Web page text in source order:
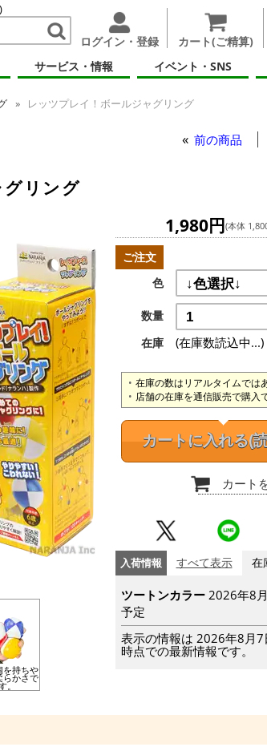
ログイン・登録 カート(ご精算)
サービス・情報 イベント・SNS
レッツプレイ！ボールジャグリング
前の商品
グリング
を持ちや
らかさで
。
1,980円(本体
ご注文
色
数量
在庫
(在庫数読込中...)
在庫の数はリアルタイムでは
店舗の在庫を通信販売で購入
カートに入れる(
カート
入荷情報 すべて表示 在
ツートンカラー 2026年8
予定
表示の情報は 2026年8月
時点での最新情報です。